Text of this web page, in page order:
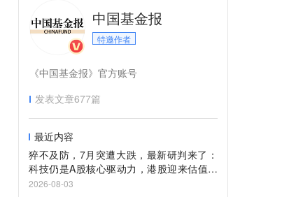
中国基金报
特邀作者
《中国基金报》官方账号
发表文章677篇
最近内容
猝不及防，7月突遭大跌，最新研判来了：
科技仍是A股核心驱动力，港股迎来估值回
升
2026-08-03